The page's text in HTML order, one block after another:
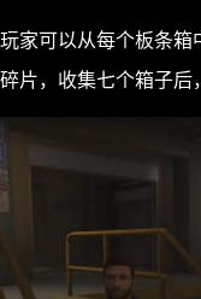
玩家可以从每个板条箱
碎片，收集七个箱子后